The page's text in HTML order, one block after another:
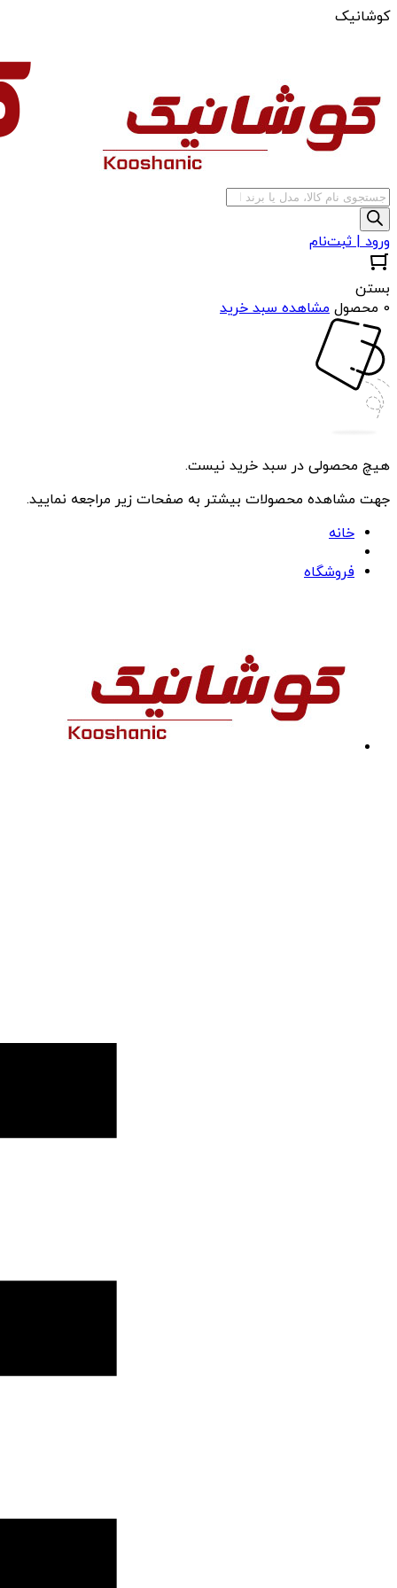
کوشانیک
جستجوی
محصولات
ورود | ثبت‌نام
بستن
0 محصول
مشاهده سبد خرید
هیچ محصولی در سبد خرید نیست.
جهت مشاهده محصولات بیشتر به صفحات زیر مراجعه نمایید.
خانه
فروشگاه